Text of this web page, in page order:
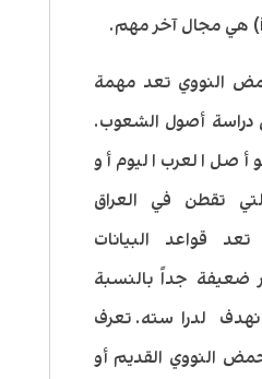
النووي تعد مهمة
دراسة أصول الشعوب.
أصل العرب اليوم أو
تقطن في العراق
قواعد البيانات
ضعيفة جداً بالنسبة
لدراسته. تعرف
النووي القديم أو